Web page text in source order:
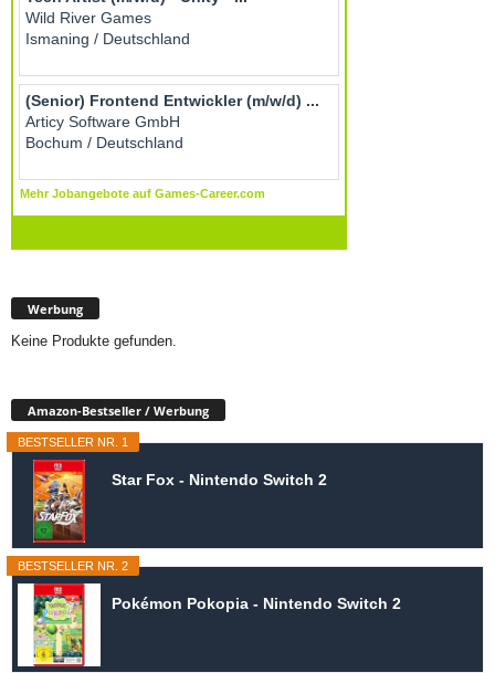
Werbung
Keine Produkte gefunden.
Amazon-Bestseller / Werbung
BESTSELLER NR. 1
Star Fox - Nintendo Switch 2
BESTSELLER NR. 2
Pokémon Pokopia - Nintendo Switch 2